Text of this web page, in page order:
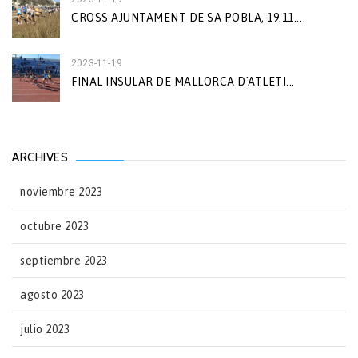
CROSS AJUNTAMENT DE SA POBLA, 19.11...
2023-11-19
FINAL INSULAR DE MALLORCA D´ATLETI...
ARCHIVES
noviembre 2023
octubre 2023
septiembre 2023
agosto 2023
julio 2023